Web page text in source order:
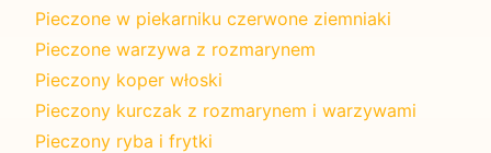
Pieczone w piekarniku czerwone ziemniaki
Pieczone warzywa z rozmarynem
Pieczony koper włoski
Pieczony kurczak z rozmarynem i warzywami
Pieczony ryba i frytki